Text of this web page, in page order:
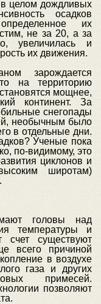
целом дождливых
осадков
их
не за 20, а за
увеличилась и
их движения.
зарождается
на территорию
мощнее,
континент. За
снегопады
необычным было
в отдельные дни.
Ученые пока
по-видимому, это
циклонов и
широтам)
головы над
температуры и
существуют
всего причиной
в воздухе
газа и других
примесей.
позволяют